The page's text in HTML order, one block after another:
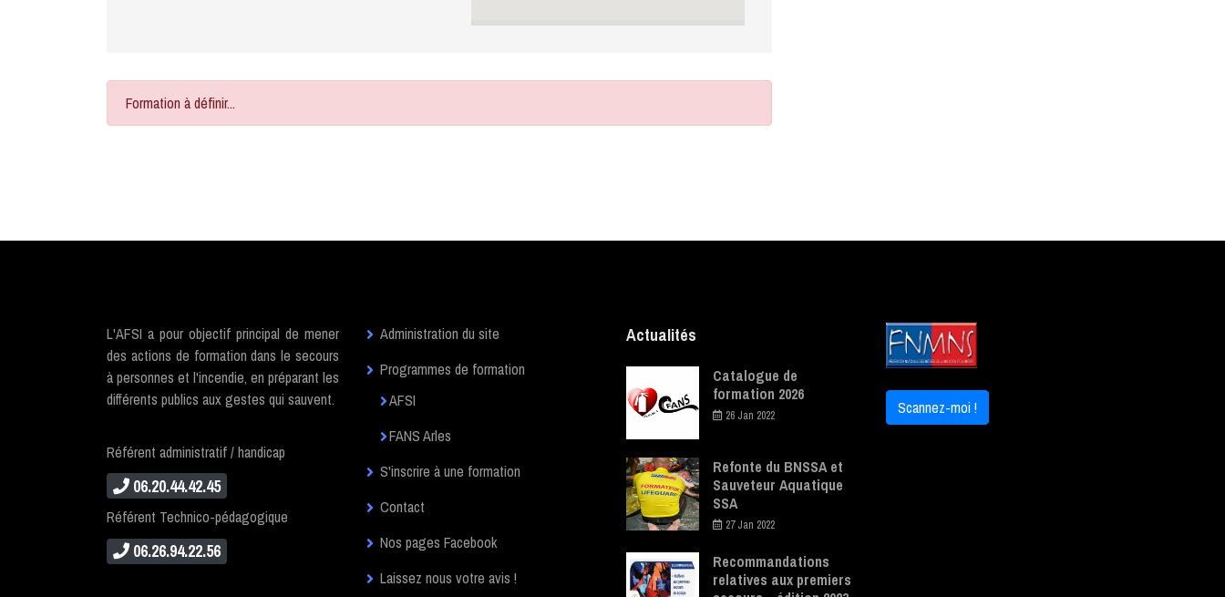
Formation à définir...
L'AFSI a pour objectif principal de mener
des actions de formation dans le secours
à personnes et l'incendie, en préparant les
différents publics aux gestes qui sauvent.
Référent administratif / handicap
06.20.44.42.45
Référent Technico-pédagogique
06.26.94.22.56
Administration du site
Programmes de formation
AFSI
FANS Arles
S'inscrire à une formation
Contact
Nos pages Facebook
Laissez nous votre avis !
Actualités
Catalogue de
formation 2026
26 Jan 2022
Refonte du BNSSA et
Sauveteur Aquatique
SSA
27 Jan 2022
Recommandations
relatives aux premiers
Scannez-moi !